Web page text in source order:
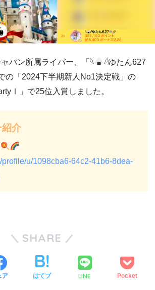
パン所属ライバー、「𓆩
𓆪ゆたん627
の「2024下半期新人No1決定戦」の
」で25位入賞しました。
介
profile/u/1098cba6-64c2-41b6-8dea-
SHARE
ア はてブ LINE Pocket